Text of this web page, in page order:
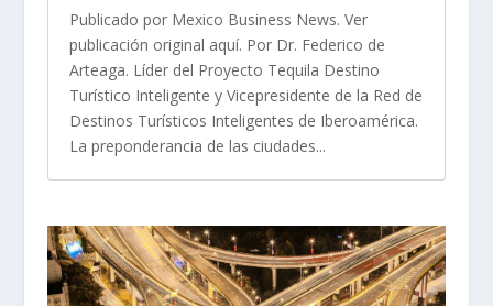
Publicado por Mexico Business News. Ver
publicación original aquí. Por Dr. Federico de
Arteaga. Líder del Proyecto Tequila Destino
Turístico Inteligente y Vicepresidente de la Red de
Destinos Turísticos Inteligentes de Iberoamérica.
La preponderancia de las ciudades...